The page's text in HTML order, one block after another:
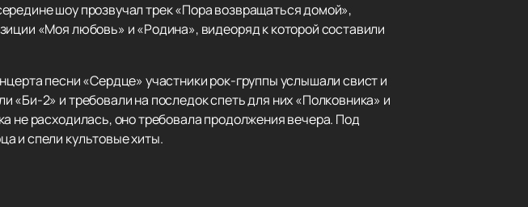
шоу прозвучал трек «Пора возвращаться домой»,
«Моя любовь» и «Родина», видеоряд к которой составили
песни «Сердце» участники рок-группы услышали свист и
«Би-2» и требовали на последок спеть для них «Полковника» и
не расходилась, оно требовала продолжения вечера. Под
и спели культовые хиты.